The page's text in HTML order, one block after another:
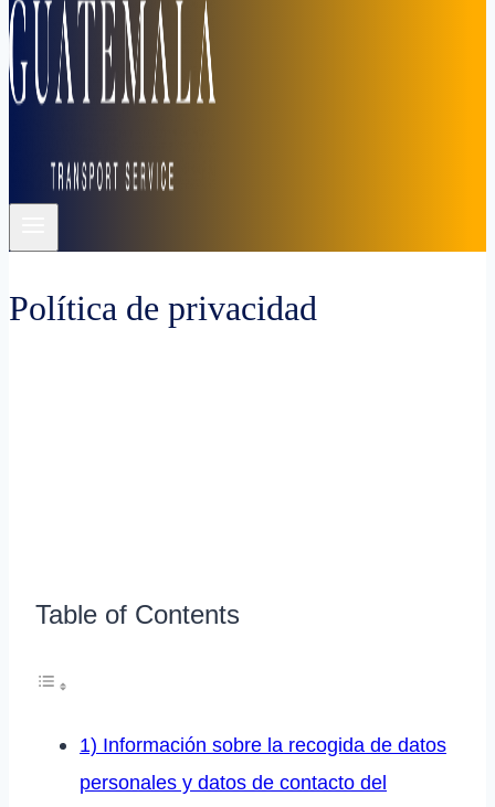
Política de privacidad
Table of Contents
1) Información sobre la recogida de datos
personales y datos de contacto del